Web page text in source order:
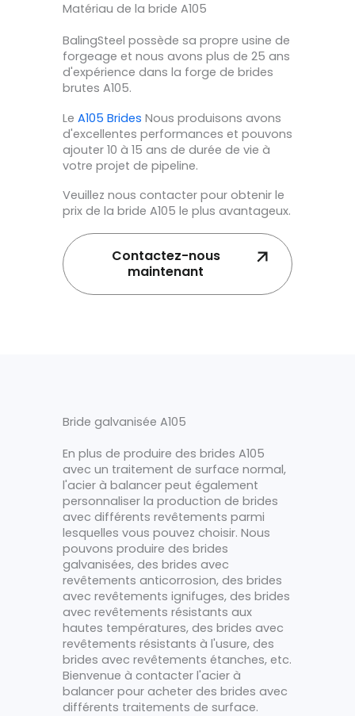
Matériau de la bride A105
BalingSteel possède sa propre usine de
forgeage et nous avons plus de 25 ans
d'expérience dans la forge de brides
brutes A105.
Le A105 Brides Nous produisons avons
d'excellentes performances et pouvons
ajouter 10 à 15 ans de durée de vie à
votre projet de pipeline.
Veuillez nous contacter pour obtenir le
prix de la bride A105 le plus avantageux.
Contactez-nous
maintenant
Bride galvanisée A105
En plus de produire des brides A105
avec un traitement de surface normal,
l'acier à balancer peut également
personnaliser la production de brides
avec différents revêtements parmi
lesquelles vous pouvez choisir. Nous
pouvons produire des brides
galvanisées, des brides avec
revêtements anticorrosion, des brides
avec revêtements ignifuges, des brides
avec revêtements résistants aux
hautes températures, des brides avec
revêtements résistants à l'usure, des
brides avec revêtements étanches, etc.
Bienvenue à contacter l'acier à
balancer pour acheter des brides avec
différents traitements de surface.